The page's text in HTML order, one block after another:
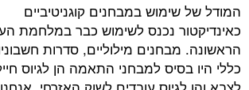
במבחנים קוגניטיביים
נכנס לשימוש כבר במלחמת העולם
מילוליים, סדרות חשבוניות וידע
למבחני התאמה הן לגיוס חיילים